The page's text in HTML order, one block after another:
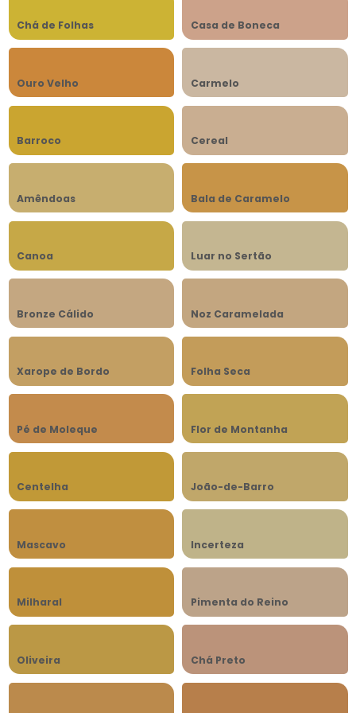
Chá de Folhas Casa de Boneca
Ouro Velho Carmelo
Barroco Cereal
Amêndoas Bala de Caramelo
Canoa Luar no Sertão
Bronze Cálido Noz Caramelada
Xarope de Bordo Folha Seca
Pé de Moleque Flor de Montanha
Centelha João-de-Barro
Mascavo Incerteza
Milharal Pimenta do Reino
Oliveira Chá Preto